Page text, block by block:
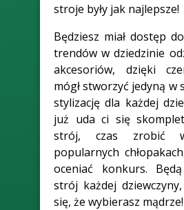
stroje były jak najlepsze!
Będziesz miał dostęp
trendów w dziedzinie
akcesoriów, dzięki
mógł stworzyć jedyną w
stylizację dla każdej
już uda ci się
strój, czas zrobić
popularnych
oceniać konkurs.
strój każdej
się, że wybierasz mądrze!